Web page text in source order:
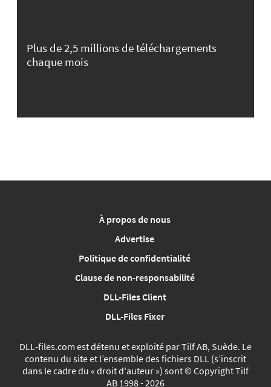
Plus de 2,5 millions de téléchargements
chaque mois
À propos de nous
Advertise
Politique de confidentialité
Clause de non-responsabilité
DLL-Files Client
DLL-Files Fixer
DLL‑files.com est détenu et exploité par Tilf AB, Suède. Le
contenu du site et l’ensemble des fichiers DLL (s’inscrit
dans le cadre du « droit d'auteur ») sont © Copyright Tilf
AB 1998 - 2026